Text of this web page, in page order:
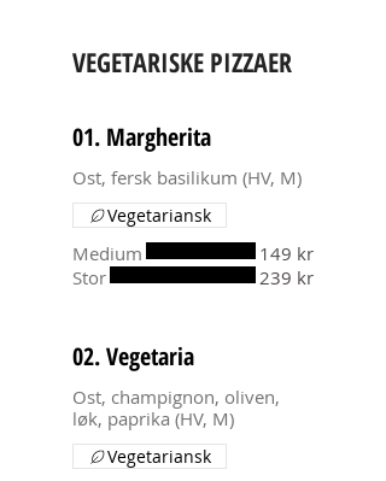
VEGETARISKE PIZZAER
01. Margherita
Ost, fersk basilikum (HV, M)
Medium
149 kr
Stor
239 kr
Vegetariansk
02. Vegetaria
Ost, champignon, oliven,
løk, paprika (HV, M)
Vegetariansk